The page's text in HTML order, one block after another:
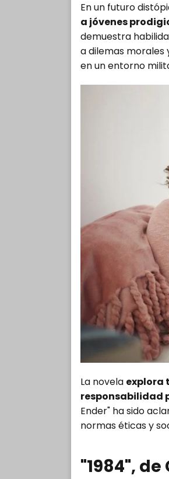
En un futuro
a jóvenes
demuestra
a dilemas morales
en un entorno
La novela explora
responsabilidad
Ender" ha sido
normas éticas y
"1984",